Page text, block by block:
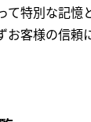
特別な記
客様の信頼